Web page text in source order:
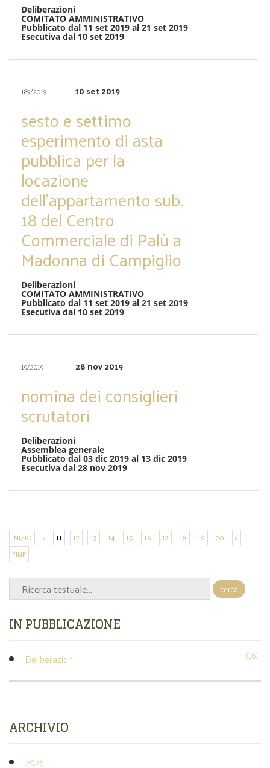
Deliberazioni
COMITATO AMMINISTRATIVO
Pubblicato dal 11 set 2019 al 21 set 2019
Esecutiva dal 10 set 2019
189/2019 10 set 2019
sesto e settimo
esperimento di asta
pubblica per la
locazione
dell’appartamento sub.
18 del Centro
Commerciale di Palù a
Madonna di Campiglio
Deliberazioni
COMITATO AMMINISTRATIVO
Pubblicato dal 11 set 2019 al 21 set 2019
Esecutiva dal 10 set 2019
19/2019 28 nov 2019
nomina dei consiglieri
scrutatori
Deliberazioni
Assemblea generale
Pubblicato dal 03 dic 2019 al 13 dic 2019
Esecutiva dal 28 nov 2019
INIZIO « 11 12 13 14 15 16 17 18 19 20
»
FINE
cerca
IN PUBBLICAZIONE
Deliberazioni (16)
ARCHIVIO
2026